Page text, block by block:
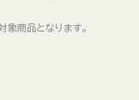
象商品となります。